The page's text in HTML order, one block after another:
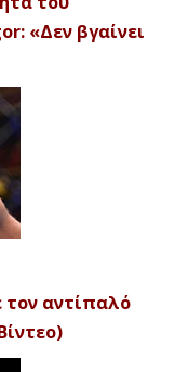
«Δεν βγαίνει
αντίπαλό